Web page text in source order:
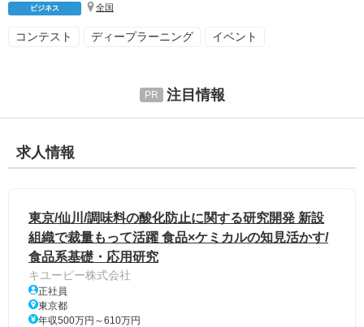
ビジネス 全国
コンテスト ディープラーニング イベント
注目情報
求人情報
東京/仙川/調味料の酸化防止に関する研究開発 新設
組織で裁量もって活躍 食品×ケミカルの知見活かす/
食品系基礎・応用研究
キユーピー株式会社
正社員
東京都
年収500万円～610万円